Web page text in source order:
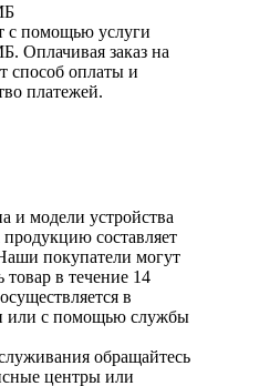
с помощью услуги
Оплачивая заказ на
способ оплаты и
платежей.
и модели устройства
составляет
покупатели могут
товар в течение 14
в
или с помощью службы
обращайтесь
центры или